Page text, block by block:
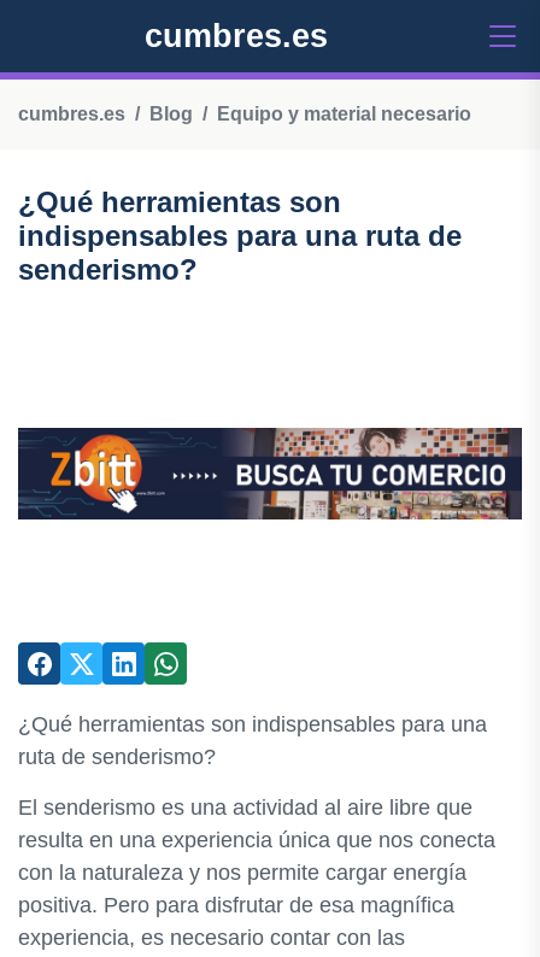
cumbres.es
cumbres.es Blog Equipo y material necesario
¿Qué herramientas son
indispensables para una ruta de
senderismo?
¿Qué herramientas son indispensables para una
ruta de senderismo?
El senderismo es una actividad al aire libre que
resulta en una experiencia única que nos conecta
con la naturaleza y nos permite cargar energía
positiva. Pero para disfrutar de esa magnífica
experiencia, es necesario contar con las